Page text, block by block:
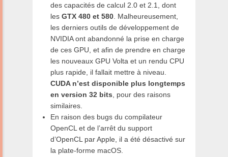
des capacités de calcul 2.0 et 2.1, dont
les GTX 480 et 580 . Malheureusement,
les derniers outils de développement de
NVIDIA ont abandonné la prise en charge
de ces GPU, et afin de prendre en charge
les nouveaux GPU Volta et un rendu CPU
plus rapide, il fallait mettre à niveau.
CUDA n’est disponible plus longtemps
en version 32 bits , pour des raisons
similaires.
En raison des bugs du compilateur
OpenCL et de l’arrêt du support
d’OpenCL par Apple, il a été désactivé sur
la plate-forme macOS.